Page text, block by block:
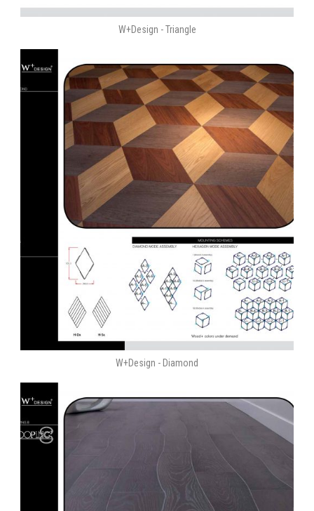
W+Design - Triangle
W+Design - Diamond